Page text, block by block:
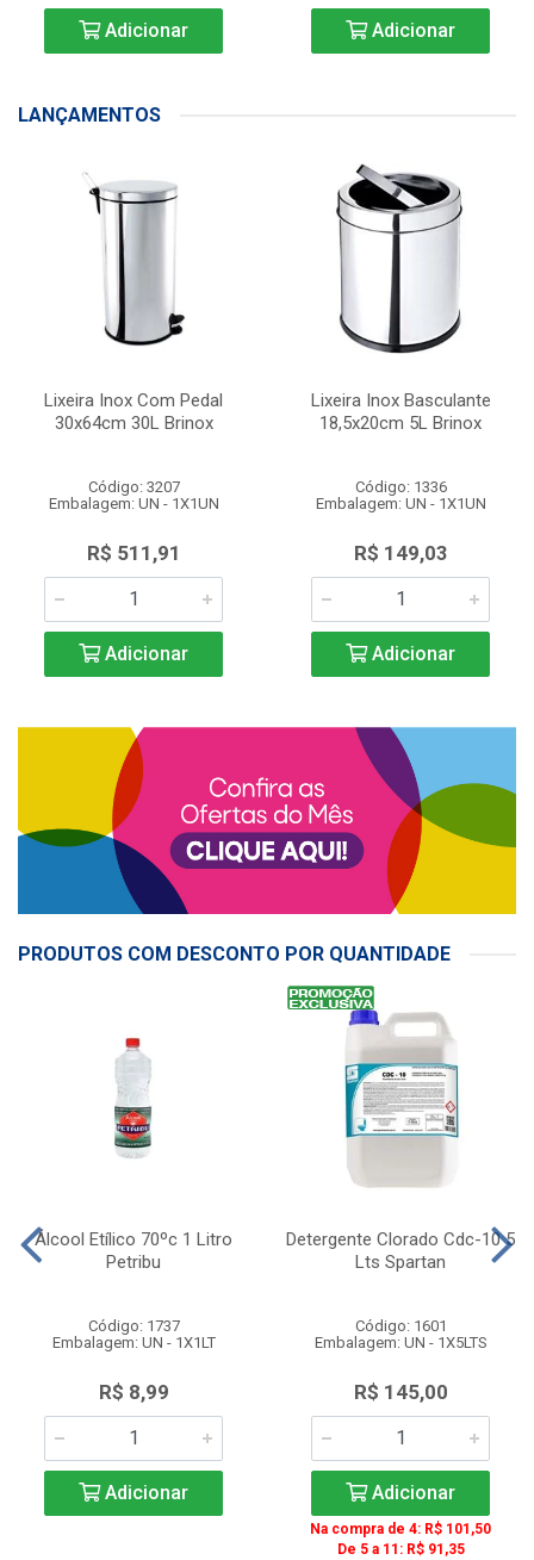
Adicionar Adicionar
LANÇAMENTOS
Lixeira Inox Com Pedal
30x64cm 30L Brinox
Código: 3207
Embalagem: UN - 1X1UN
R$ 511,91
Adicionar
Lixeira Inox Basculante
18,5x20cm 5L Brinox
Código: 1336
Embalagem: UN - 1X1UN
R$ 149,03
Adicionar
PRODUTOS COM DESCONTO POR QUANTIDADE
Álcool Etílico 70ºc 1 Litro
Petribu
Código: 1737
Embalagem: UN - 1X1LT
R$ 8,99
Adicionar
Detergente Clorado Cdc-10 5
Lts Spartan
Código: 1601
Embalagem: UN - 1X5LTS
R$ 145,00
Adicionar
Na compra de 4: R$ 101,50
De 5 a 11: R$ 91,35